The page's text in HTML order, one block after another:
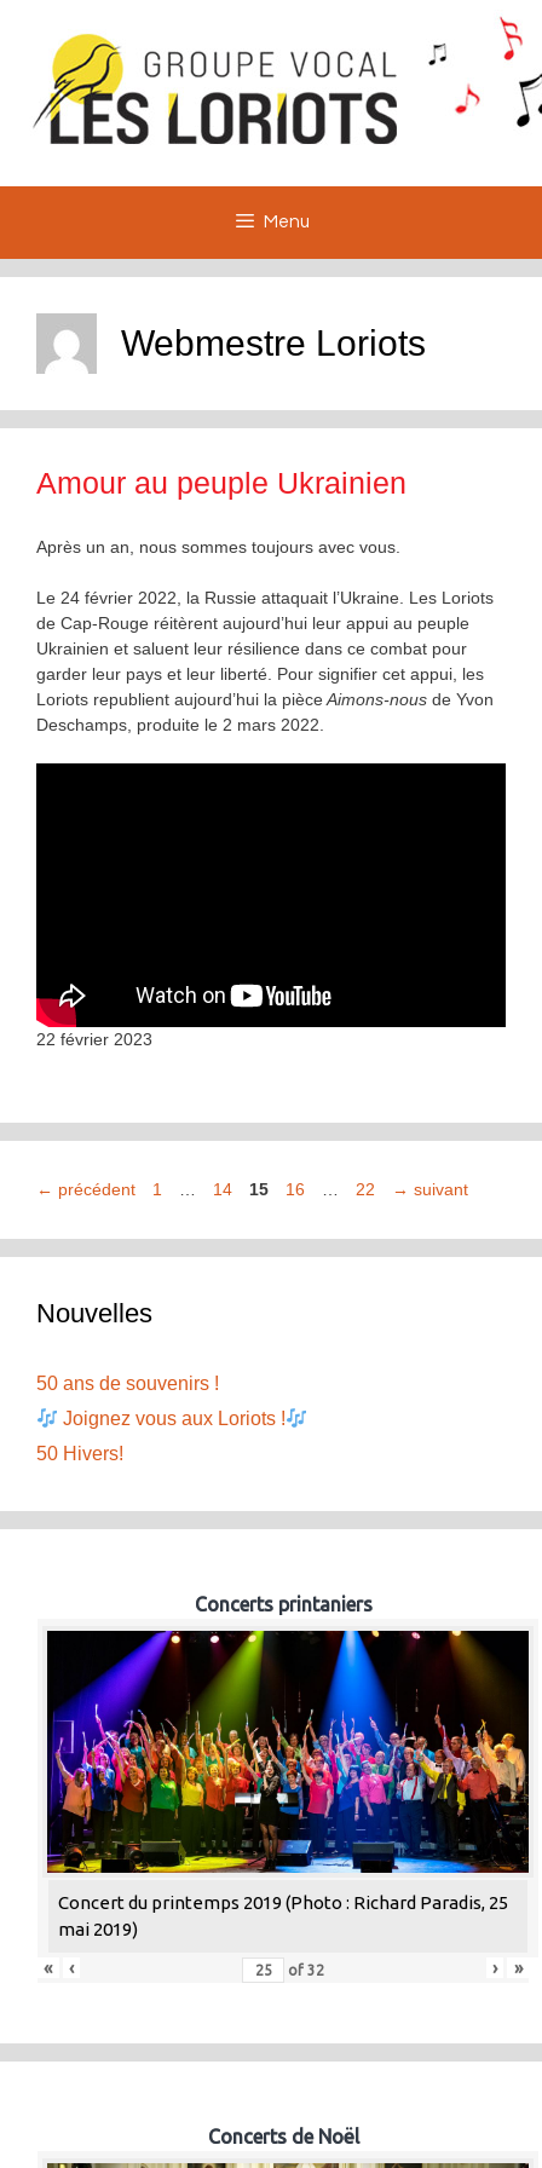
contenu
Menu
Webmestre Loriots
Amour au peuple Ukrainien
Après un an, nous sommes toujours avec vous.
Le 24 février 2022, la Russie attaquait l’Ukraine. Les Loriots
de Cap-Rouge réitèrent aujourd’hui leur appui au peuple
Ukrainien et saluent leur résilience dans ce combat pour
garder leur pays et leur liberté. Pour signifier cet appui, les
Loriots republient aujourd’hui la pièceAimons-nous de Yvon
Deschamps, produite le 2 mars 2022.
22 février 2023
← précédent Page
1 … Page
14 Page
15 Page
16 … Page
22 → suivant
Nouvelles
50 ans de souvenirs !
Joignez vous aux Loriots !
50 Hivers!
Concerts printaniers
Concert du printemps 2019 (Photo : Richard Paradis, 25
mai 2019)
«
‹ of 32 › »
Concerts de Noël